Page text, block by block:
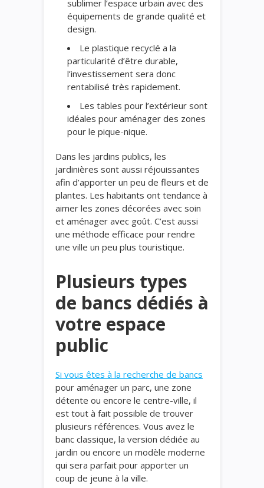
sublimer l’espace urbain avec des
équipements de grande qualité et
design.
Le plastique recyclé a la
particularité d’être durable,
l’investissement sera donc
rentabilisé très rapidement.
Les tables pour l’extérieur sont
idéales pour aménager des zones
pour le pique-nique.
Dans les jardins publics, les
jardinières sont aussi réjouissantes
afin d’apporter un peu de fleurs et de
plantes. Les habitants ont tendance à
aimer les zones décorées avec soin
et aménager avec goût. C’est aussi
une méthode efficace pour rendre
une ville un peu plus touristique.
Plusieurs types
de bancs dédiés à
votre espace
public
Si vous êtes à la recherche de bancs
pour aménager un parc, une zone
détente ou encore le centre-ville, il
est tout à fait possible de trouver
plusieurs références. Vous avez le
banc classique, la version dédiée au
jardin ou encore un modèle moderne
qui sera parfait pour apporter un
coup de jeune à la ville.